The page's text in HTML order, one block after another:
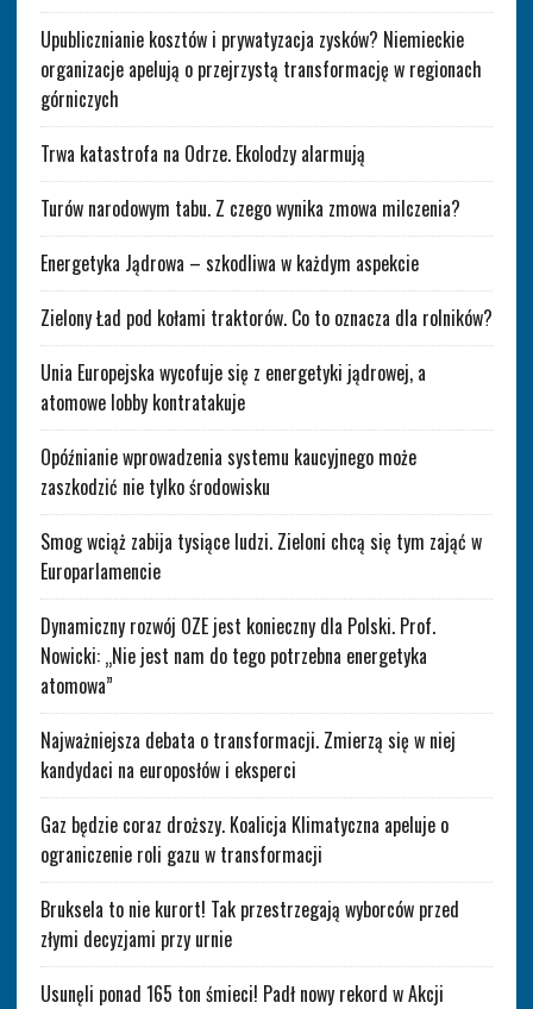
Upublicznianie kosztów i prywatyzacja zysków? Niemieckie
organizacje apelują o przejrzystą transformację w regionach
górniczych
Trwa katastrofa na Odrze. Ekolodzy alarmują
Turów narodowym tabu. Z czego wynika zmowa milczenia?
Energetyka Jądrowa – szkodliwa w każdym aspekcie
Zielony Ład pod kołami traktorów. Co to oznacza dla rolników?
Unia Europejska wycofuje się z energetyki jądrowej, a
atomowe lobby kontratakuje
Opóźnianie wprowadzenia systemu kaucyjnego może
zaszkodzić nie tylko środowisku
Smog wciąż zabija tysiące ludzi. Zieloni chcą się tym zająć w
Europarlamencie
Dynamiczny rozwój OZE jest konieczny dla Polski. Prof.
Nowicki: „Nie jest nam do tego potrzebna energetyka
atomowa”
Najważniejsza debata o transformacji. Zmierzą się w niej
kandydaci na europosłów i eksperci
Gaz będzie coraz droższy. Koalicja Klimatyczna apeluje o
ograniczenie roli gazu w transformacji
Bruksela to nie kurort! Tak przestrzegają wyborców przed
złymi decyzjami przy urnie
Usunęli ponad 165 ton śmieci! Padł nowy rekord w Akcji